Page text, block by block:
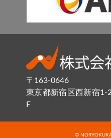
〒163-0646
東京都新宿区西新宿1-
F
©